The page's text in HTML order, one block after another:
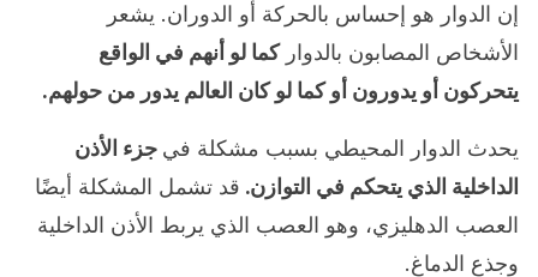
إن الدوار هو إحساس بالحركة أو الدوران. يشعر
الأشخاص المصابون بالدواركما لو أنهم في الواقع
يتحركون أو يدورون أو كما لو كان العالم يدور من حولهم.
يحدث الدوار المحيطي بسبب مشكلة في جزء الأذن
الداخلية الذي يتحكم في التوازن. قد تشمل المشكلة أيضًا
العصب الدهليزي، وهو العصب الذي يربط الأذن الداخلية
وجذع الدماغ.